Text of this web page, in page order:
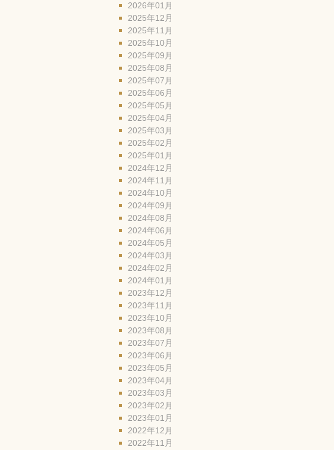
2026年01月
2025年12月
2025年11月
2025年10月
2025年09月
2025年08月
2025年07月
2025年06月
2025年05月
2025年04月
2025年03月
2025年02月
2025年01月
2024年12月
2024年11月
2024年10月
2024年09月
2024年08月
2024年06月
2024年05月
2024年03月
2024年02月
2024年01月
2023年12月
2023年11月
2023年10月
2023年08月
2023年07月
2023年06月
2023年05月
2023年04月
2023年03月
2023年02月
2023年01月
2022年12月
2022年11月